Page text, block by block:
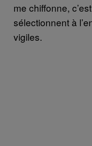
me chiffonne,
sélectionnent à
vigiles.